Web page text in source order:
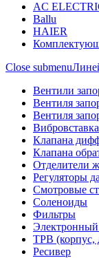
AC
Ballu
HAIER
Close submenu
Вентили
Вентиля
Вентиля
Вибровставка
Клапана
Клапана
Отделители
Регуляторы
Смотровые
Соленоиды
Фильтры
ТРВ (корпус,
Ресивер